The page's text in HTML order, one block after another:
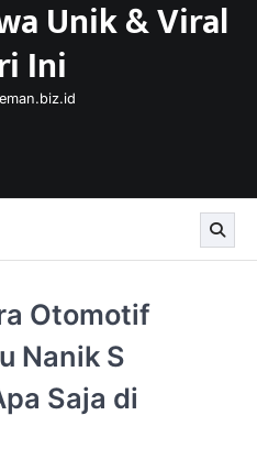
Unik & Viral
Ini
Otomotif
Nanik S
Saja di